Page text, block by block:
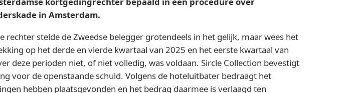
in Amsterdam.
stelde de Zweedse belegger grotendeels in het gelijk, maar wees het
op het derde en vierde kwartaal van 2025 en het eerste kwartaal van
deze perioden niet, of niet volledig, was voldaan. Sircle Collection bevestigt
voor de openstaande schuld. Volgens de hoteluitbater bedraagt het
hebben plaatsgevonden en het bedrag daarmee is verlaagd ten